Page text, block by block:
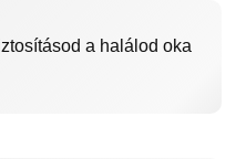
a halálod oka